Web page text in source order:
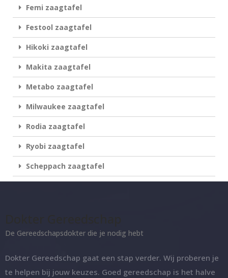
Femi zaagtafel
Festool zaagtafel
Hikoki zaagtafel
Makita zaagtafel
Metabo zaagtafel
Milwaukee zaagtafel
Rodia zaagtafel
Ryobi zaagtafel
Scheppach zaagtafel
De Gereedschapsdokter die je nodig hebt
Dokter Gereedschap gaat een stap verder. Wij proberen je
te helpen bij jouw keuzes. Goed gereedschap is het halve